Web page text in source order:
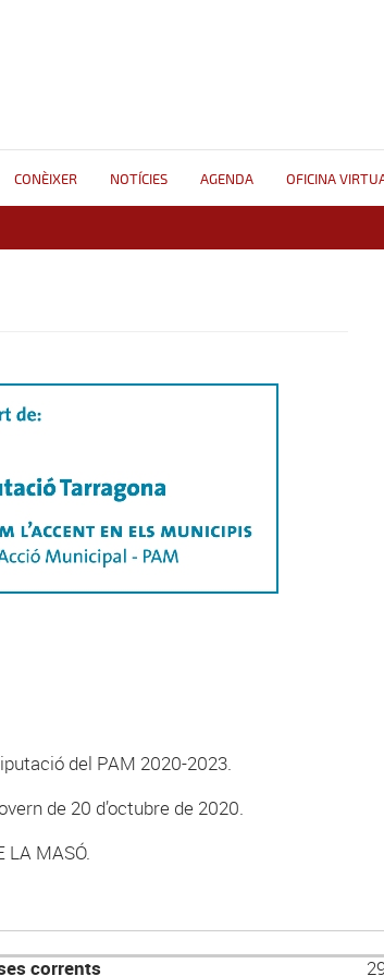
CONÈIXER NOTÍCIES AGENDA OFICINA
del PAM 2020-2023.
de 20 d’octubre de 2020.
LA MASÓ.
corrents